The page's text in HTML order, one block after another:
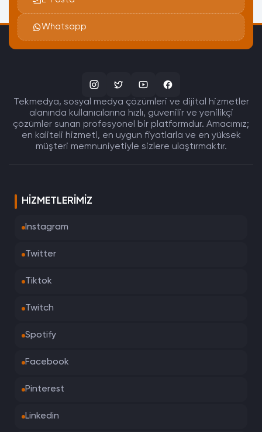
Whatsapp
Tekmedya, sosyal medya çözümleri ve dijital hizmetler
alanında kullanıcılarına hızlı, güvenilir ve yenilikçi
çözümler sunan profesyonel bir platformdur. Amacımız;
en kaliteli hizmeti, en uygun fiyatlarla ve en yüksek
müşteri memnuniyetiyle sizlere ulaştırmaktır.
HIZMETLERIMIZ
Instagram
Twitter
Tiktok
Twitch
Spotify
Facebook
Pinterest
Linkedin